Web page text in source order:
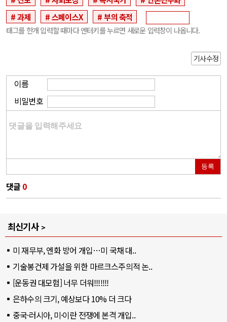
과제
스페이스X 부의 축적
태그를 한개 입력할 때마다 엔터키를 누르면 새로운 입력창이 나옵니다.
기사수정
이름
비밀번호
등록
댓글 0
최신기사
미 재무부, 엔화 방어 개입…미 국채 대..
기술봉건제 가설을 위한 마르크스주의적 논..
[운동권 대모험] 너무 더워!!!!!!!
은하수의 크기, 예상보다 10% 더 크다
중국·러시아, 미·이란 전쟁에 본격 개입..